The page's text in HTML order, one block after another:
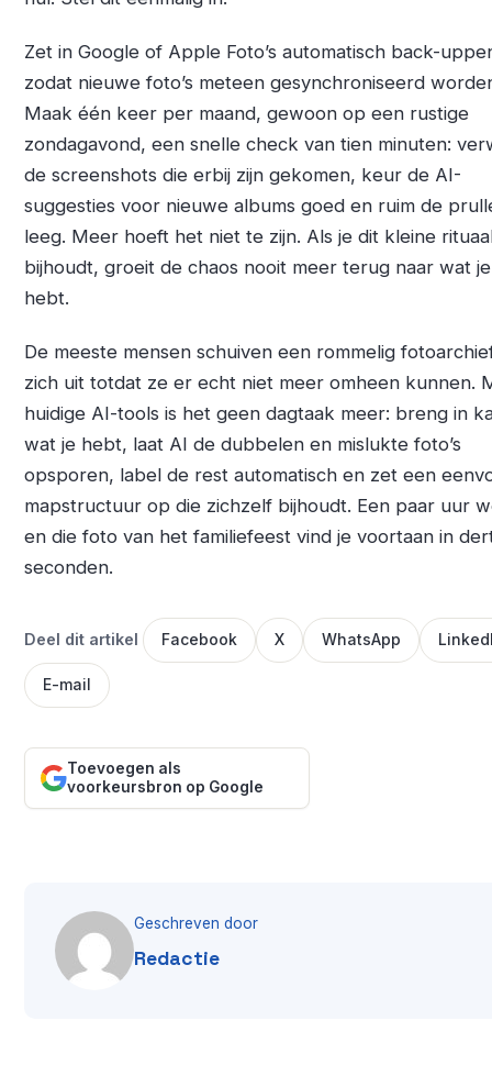
Zet in Google of Apple Foto’s automatisch back-
zodat nieuwe foto’s meteen gesynchroniseerd
Maak één keer per maand, gewoon op een rustige
zondagavond, een snelle check van tien minuten:
de screenshots die erbij zijn gekomen, keur de AI-
suggesties voor nieuwe albums goed en ruim de
leeg. Meer hoeft het niet te zijn. Als je dit kleine
bijhoudt, groeit de chaos nooit meer terug naar wat
hebt.
De meeste mensen schuiven een rommelig
zich uit totdat ze er echt niet meer omheen kunnen.
huidige AI-tools is het geen dagtaak meer: breng in
wat je hebt, laat AI de dubbelen en mislukte foto’s
opsporen, label de rest automatisch en zet een
mapstructuur op die zichzelf bijhoudt. Een paar uur
en die foto van het familiefeest vind je voortaan in
seconden.
Deel dit artikel Facebook X WhatsApp
E-mail
Toevoegen als
voorkeursbron op Google
Geschreven door
Redactie